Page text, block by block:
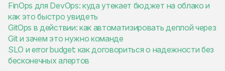
FinOps для DevOps: куда утекает бюджет на облако и
как это быстро увидеть
GitOps в действии: как автоматизировать деплой через
Git и зачем это нужно команде
SLO и error budget: как договориться о надежности без
бесконечных алертов